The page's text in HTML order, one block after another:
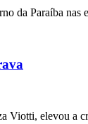
da Paraíba nas
Viotti, elevou a